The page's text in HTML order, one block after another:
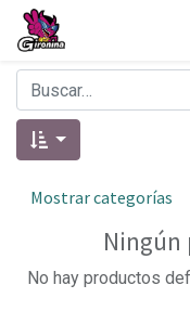
Mostrar categorías
No hay productos